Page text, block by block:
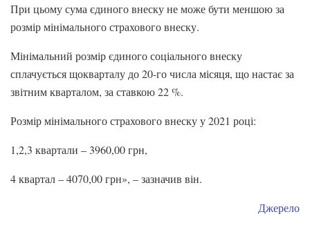
При цьому сума єдиного внеску не може бути меншою за
розмір мінімального страхового внеску.
Мінімальний розмір єдиного соціального внеску
сплачується щокварталу до 20-го числа місяця, що настає за
звітним кварталом, за ставкою 22 %.
Розмір мінімального страхового внеску у 2021 році:
1,2,3 квартали – 3960,00 грн,
4 квартал – 4070,00 грн», – зазначив він.
Джерело